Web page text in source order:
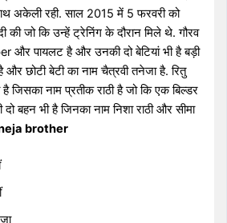
अकेली रही. साल 2015 में 5 फरवरी को
की जो कि उन्हें ट्रेनिंग के दौरान मिले थे. गौरव
और पायलट है और उनकी दो बेटियां भी है बड़ी
और छोटी बेटी का नाम चैत्रवी तनेजा है. रितु
जिसका नाम प्रतीक राठी है जो कि एक बिल्डर
बहन भी है जिनका नाम निशा राठी और सीमा
brother